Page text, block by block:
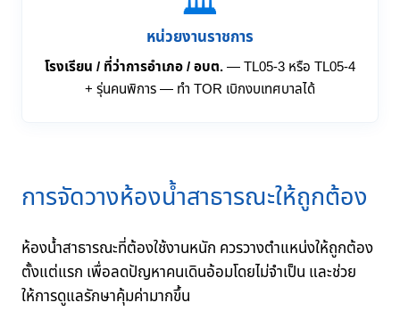
หน่วยงานราชการ
โรงเรียน / ที่ว่าการอำเภอ / อบต.— TL05-3 หรือ TL05-4
+ รุ่นคนพิการ — ทำ TOR เบิกงบเทศบาลได้
การจัดวางห้องน้ำสาธารณะให้ถูกต้อง
ห้องน้ำสาธารณะที่ต้องใช้งานหนัก ควรวางตำแหน่งให้ถูกต้อง
ตั้งแต่แรก เพื่อลดปัญหาคนเดินอ้อมโดยไม่จำเป็น และช่วย
ให้การดูแลรักษาคุ้มค่ามากขึ้น